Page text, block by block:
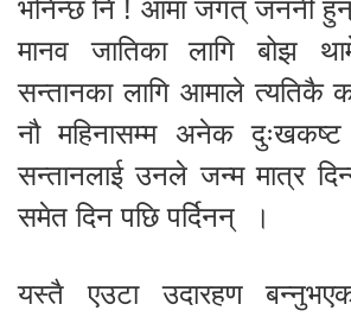
भनिन्छ नि ! आमा जगत् जननी
मानव जातिका लागि बोझ
सन्तानका लागि आमाले त्यतिकै
नौ महिनासम्म अनेक दुःखकष्ट
सन्तानलाई उनले जन्म मात्र
समेत दिन पछि पर्दिनन् ।
यस्तै एउटा उदारहण